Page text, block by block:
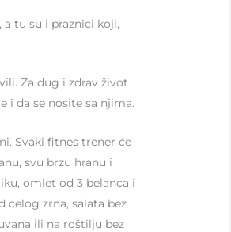
tu su i praznici koji,
Za dug i zdrav život
i da se nosite sa njima.
Svaki fitnes trener će
svu brzu hranu i
omlet od 3 belanca i
celog zrna, salata bez
ili na roštilju bez